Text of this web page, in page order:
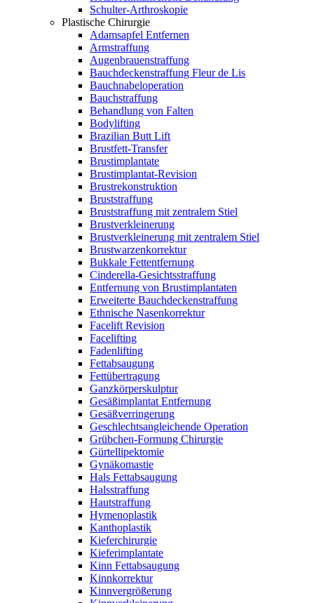
Schulter-Arthroskopie
Plastische Chirurgie
Adamsapfel Entfernen
Armstraffung
Augenbrauenstraffung
Bauchdeckenstraffung Fleur de Lis
Bauchnabeloperation
Bauchstraffung
Behandlung von Falten
Bodylifting
Brazilian Butt Lift
Brustfett-Transfer
Brustimplantate
Brustimplantat-Revision
Brustrekonstruktion
Bruststraffung
Bruststraffung mit zentralem Stiel
Brustverkleinerung
Brustverkleinerung mit zentralem Stiel
Brustwarzenkorrektur
Bukkale Fettentfernung
Cinderella-Gesichtsstraffung
Entfernung von Brustimplantaten
Erweiterte Bauchdeckenstraffung
Ethnische Nasenkorrektur
Facelift Revision
Facelifting
Fadenlifting
Fettabsaugung
Fettübertragung
Ganzkörperskulptur
Gesäßimplantat Entfernung
Gesäßverringerung
Geschlechtsangleichende Operation
Grübchen-Formung Chirurgie
Gürtellipektomie
Gynäkomastie
Hals Fettabsaugung
Halsstraffung
Hautstraffung
Hymenoplastik
Kanthoplastik
Kieferchirurgie
Kieferimplantate
Kinn Fettabsaugung
Kinnkorrektur
Kinnvergrößerung